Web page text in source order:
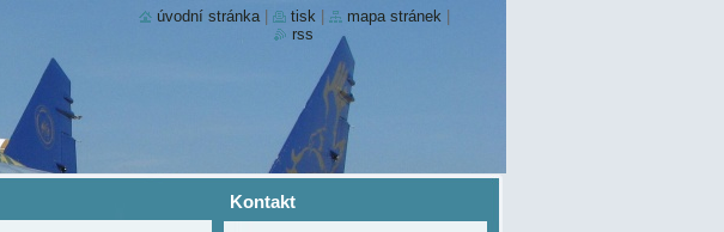
Kontakt
úvodní stránka tisk mapa stránek
rss